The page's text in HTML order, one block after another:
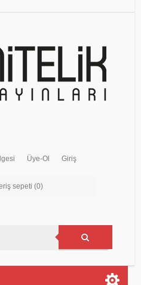
Üye-Ol Giriş
sepeti (0)